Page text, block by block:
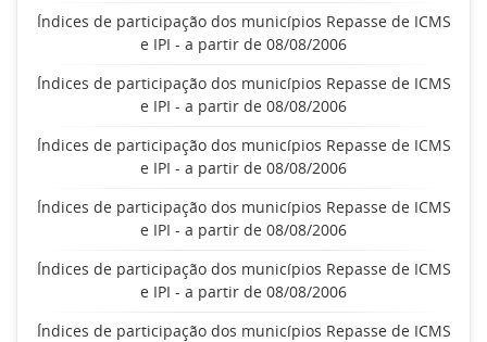
Índices de participação dos municípios Repasse de ICMS
e IPI - a partir de 08/08/2006
Índices de participação dos municípios Repasse de ICMS
e IPI - a partir de 08/08/2006
Índices de participação dos municípios Repasse de ICMS
e IPI - a partir de 08/08/2006
Índices de participação dos municípios Repasse de ICMS
e IPI - a partir de 08/08/2006
Índices de participação dos municípios Repasse de ICMS
e IPI - a partir de 08/08/2006
Índices de participação dos municípios Repasse de ICMS